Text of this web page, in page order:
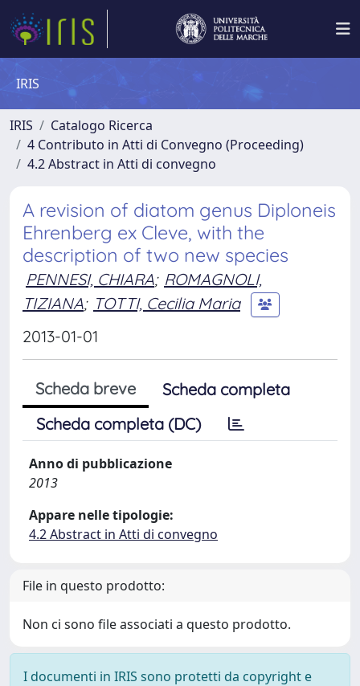
IRIS
IRIS
Catalogo Ricerca
4 Contributo in Atti di Convegno (Proceeding)
4.2 Abstract in Atti di convegno
A revision of diatom genus Diploneis
Ehrenberg ex Cleve, with the
description of two new species
PENNESI, CHIARA; ROMAGNOLI,
TIZIANA; TOTTI, Cecilia Maria
2013-01-01
Scheda breve
Scheda completa
Scheda completa (DC)
Anno di pubblicazione
2013
Appare nelle tipologie:
4.2 Abstract in Atti di convegno
File in questo prodotto:
Non ci sono file associati a questo prodotto.
I documenti in IRIS sono protetti da copyright e